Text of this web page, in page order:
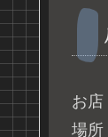
お店
場所